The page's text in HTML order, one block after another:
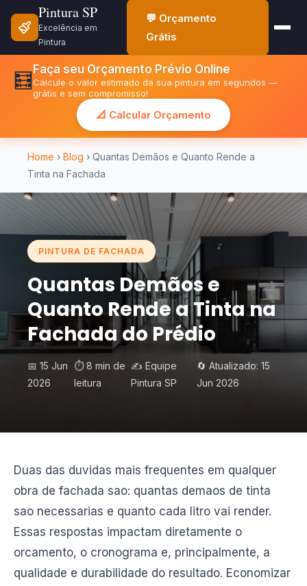
Pintura SP
Excelência em
Pintura
💬 Orçamento
Grátis
🧮 Faça seu Orçamento Prévio Online
Calcule o valor estimado da sua pintura em segundos —
grátis e sem compromisso!
📐 Calcular Orçamento
Home › Blog › Quantas Demãos e Quanto Rende a
Tinta na Fachada
PINTURA DE FACHADA
Quantas Demãos e
Quanto Rende a Tinta na
Fachada do Prédio
📅 15 Jun
2026
⏱️ 8 min de
leitura
✍️ Equipe
Pintura SP
🔄 Atualizado: 15
Jun 2026
Duas das duvidas mais frequentes em qualquer
obra de fachada sao: quantas demaos de tinta
sao necessarias e quanto cada litro vai render.
Essas respostas impactam diretamente o
orcamento, o cronograma e, principalmente, a
qualidade e durabilidade do resultado. Economizar